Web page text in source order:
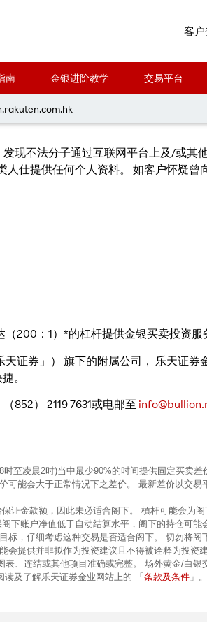
客户
南 金银进阶教学 交易平台
证券金业的组织
正声明】 关于假冒乐天
现不法分子通过互联网平台上及/或
仕提供任何个人资料。 如客户怀疑
200：1）*的杠杆提供金银买卖投资服
证券」） 旗下的附属公司， 乐天证
。
852） 2119 7631或电邮至
至凌晨2时)当中最少90%的时间提供固定买卖
能会大于正常情况下之差价。 最新差价以交易
证金款额，因此未必适合阁下。 槓杆可能会为
下账户净值低于自动结算水平，阁下的持仓可
，仔细考虑这种交易是否适合阁下。 切勿将
提供并非拟作为投资建议且不得被诠释为投资
、连结或其他项目准确或完整。 场外黄金/白
及了解乐天证券金业网站上的 「 条款及条件 」。